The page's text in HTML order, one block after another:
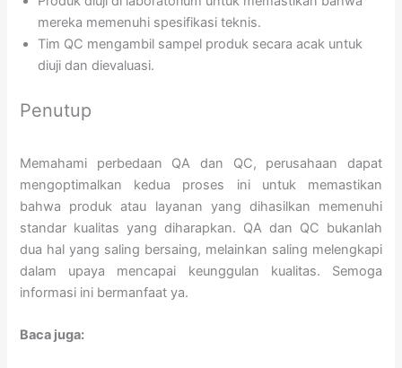
mereka memenuhi spesifikasi teknis.
Tim QC mengambil sampel produk secara acak untuk
diuji dan dievaluasi.
Penutup
Memahami perbedaan QA dan QC, perusahaan dapat
mengoptimalkan kedua proses ini untuk memastikan
bahwa produk atau layanan yang dihasilkan memenuhi
standar kualitas yang diharapkan. QA dan QC bukanlah
dua hal yang saling bersaing, melainkan saling melengkapi
dalam upaya mencapai keunggulan kualitas. Semoga
informasi ini bermanfaat ya.
Baca juga: